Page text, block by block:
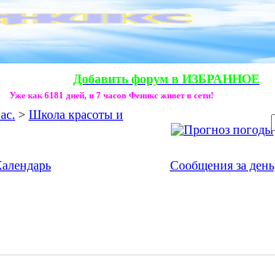
Добавить форум в ИЗБРАННОЕ
Уже как 6181 дней, и 7 часов Феникс живет в сети!
> Школа красоты и
Сообщения за день